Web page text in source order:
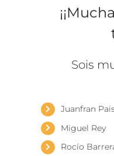
Sois
Juanfran
Miguel Rey
Rocío